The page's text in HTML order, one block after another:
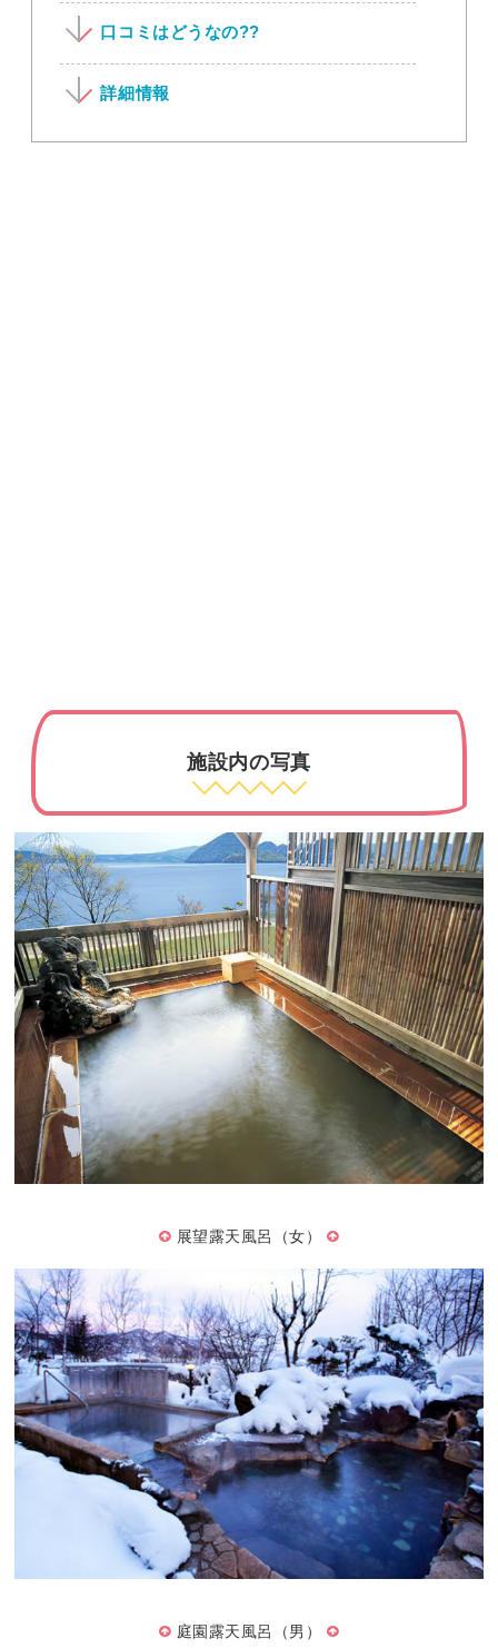
口コミはどうなの??
詳細情報
施設内の写真
展望露天風呂（女）
庭園露天風呂（男）